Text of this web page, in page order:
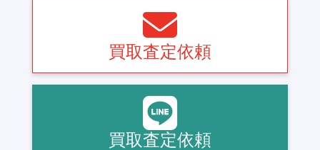
買取査定依頼
買取査定依頼